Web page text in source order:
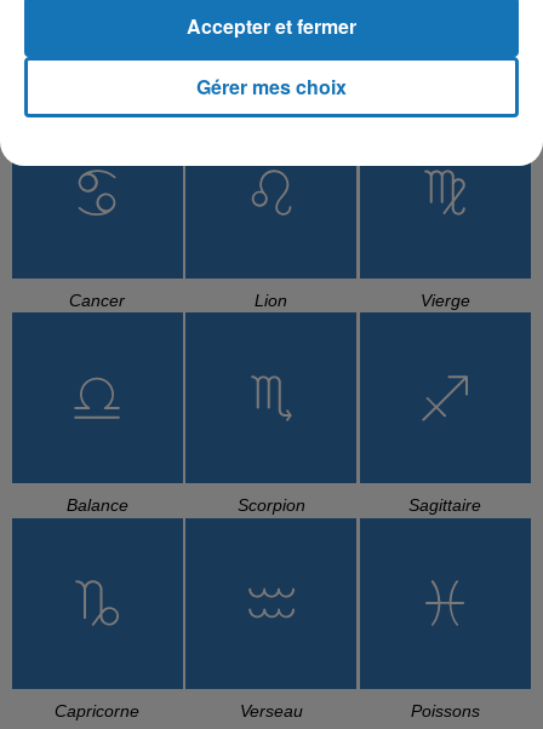
Taureau
Cancer Lion Vierge
Balance Scorpion Sagittaire
Capricorne Verseau Poissons
Gérer mes choix
Accepter et fermer